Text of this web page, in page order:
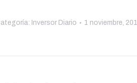
Inversor Diario 1 noviembre,